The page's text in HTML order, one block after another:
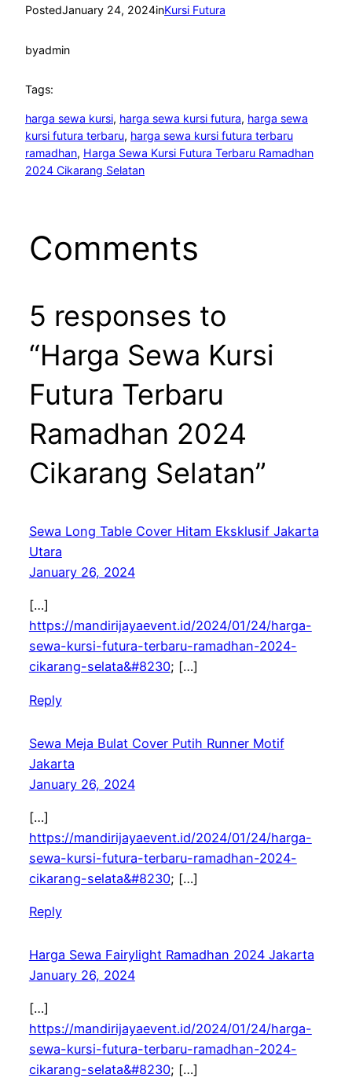
PostedJanuary 24, 2024inKursi Futura
byadmin
Tags:
harga sewa kursi, harga sewa kursi futura, harga sewa
kursi futura terbaru, harga sewa kursi futura terbaru
ramadhan, Harga Sewa Kursi Futura Terbaru Ramadhan
2024 Cikarang Selatan
Comments
5 responses to
“Harga Sewa Kursi
Futura Terbaru
Ramadhan 2024
Cikarang Selatan”
Sewa Long Table Cover Hitam Eksklusif Jakarta
Utara
January 26, 2024
[…]
https://mandirijayaevent.id/2024/01/24/harga-
sewa-kursi-futura-terbaru-ramadhan-2024-
cikarang-selata&#8230; […]
Reply
Sewa Meja Bulat Cover Putih Runner Motif
Jakarta
January 26, 2024
[…]
https://mandirijayaevent.id/2024/01/24/harga-
sewa-kursi-futura-terbaru-ramadhan-2024-
cikarang-selata&#8230; […]
Reply
Harga Sewa Fairylight Ramadhan 2024 Jakarta
January 26, 2024
[…]
https://mandirijayaevent.id/2024/01/24/harga-
sewa-kursi-futura-terbaru-ramadhan-2024-
cikarang-selata&#8230; […]